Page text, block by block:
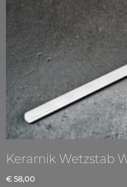
Keramik Wetzstab
€ 58,00